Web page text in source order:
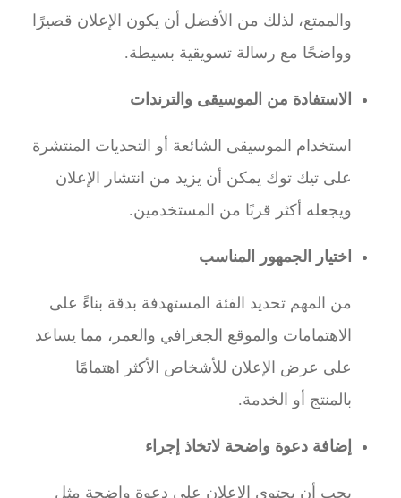
والممتع، لذلك من الأفضل أن يكون الإعلان قصيرًا
وواضحًا مع رسالة تسويقية بسيطة.
الاستفادة من الموسيقى والترندات
استخدام الموسيقى الشائعة أو التحديات المنتشرة
على تيك توك يمكن أن يزيد من انتشار الإعلان
ويجعله أكثر قربًا من المستخدمين.
اختيار الجمهور المناسب
من المهم تحديد الفئة المستهدفة بدقة بناءً على
الاهتمامات والموقع الجغرافي والعمر، مما يساعد
على عرض الإعلان للأشخاص الأكثر اهتمامًا
بالمنتج أو الخدمة.
إضافة دعوة واضحة لاتخاذ إجراء
يجب أن يحتوي الإعلان على دعوة واضحة مثل